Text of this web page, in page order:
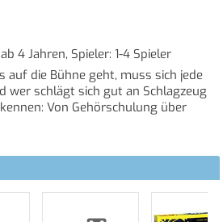
4 Jahren, Spieler: 1-4 Spieler
die Bühne geht, muss sich jede
wer schlägt sich gut an Schlagzeug
Von Gehörschulung über